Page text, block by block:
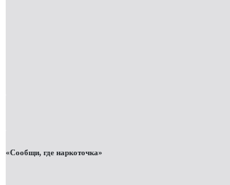
«Сообщи, где наркоточка»